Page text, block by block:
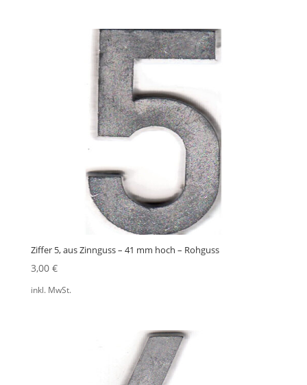
Ziffer 5, aus Zinnguss – 41 mm hoch – Rohguss
3,00 €
inkl. MwSt.